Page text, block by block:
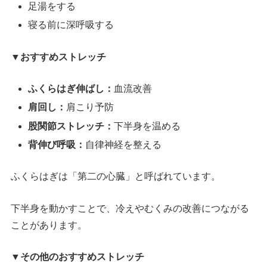
足湯をする
寝る前に深呼吸する
▼おすすめストレッチ
ふくらはぎ伸ばし： 血流改善
肩回し： 肩こり予防
股関節ストレッチ：下半身を温める
背伸び呼吸： 自律神経を整える
ふくらはぎは「第二の心臓」と呼ばれています。
下半身を動かすことで、冷えやむくみの改善につながる
ことがあります。
▼その他のおすすめストレッチ